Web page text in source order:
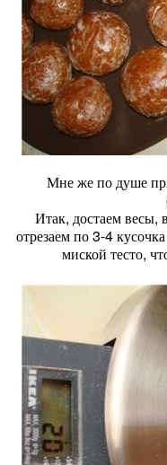
Мне же по душе
Итак, достаем весы,
отрезаем по 3-4
миской тесто,